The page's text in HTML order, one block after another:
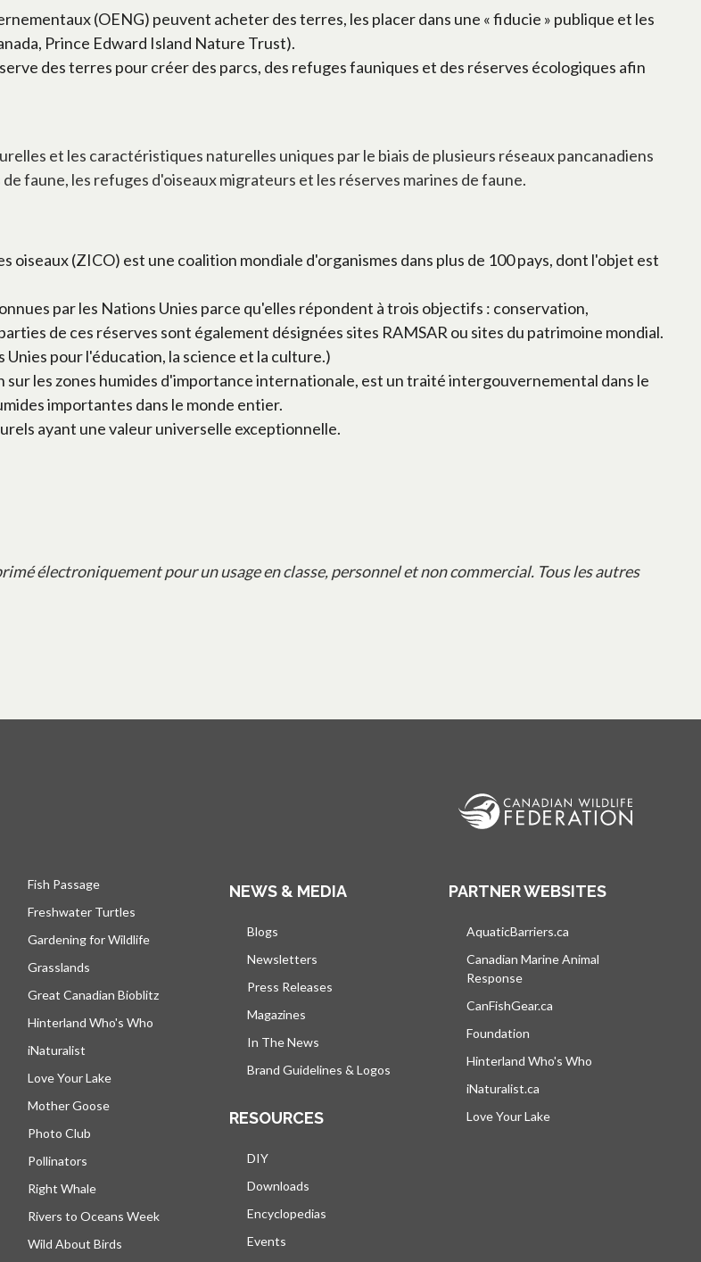
(OENG) peuvent acheter des terres, les placer dans une « fiducie » publique et les
Prince Edward Island Nature Trust).
des terres pour créer des parcs, des refuges fauniques et des réserves écologiques afin
et les caractéristiques naturelles uniques par le biais de plusieurs réseaux pancanadiens
faune, les refuges d'oiseaux migrateurs et les réserves marines de faune.
(ZICO) est une coalition mondiale d'organismes dans plus de 100 pays, dont l'objet est
par les Nations Unies parce qu'elles répondent à trois objectifs : conservation,
de ces réserves sont également désignées sites RAMSAR ou sites du patrimoine mondial.
pour l'éducation, la science et la culture.)
les zones humides d'importance internationale, est un traité intergouvernemental dans le
importantes dans le monde entier.
ayant une valeur universelle exceptionnelle.
électroniquement pour un usage en classe, personnel et non commercial. Tous les autres
Fish Passage
Freshwater Turtles
Gardening for Wildlife
Grasslands
Great Canadian Bioblitz
Hinterland Who's Who
iNaturalist
Love Your Lake
Mother Goose
Photo Club
Pollinators
Right Whale
Rivers to Oceans Week
Wild About Birds
NEWS & MEDIA
Blogs
Newsletters
Press Releases
Magazines
In The News
Brand Guidelines & Logos
RESOURCES
DIY
Downloads
Encyclopedias
Events
PARTNER WEBSITES
AquaticBarriers.ca
Canadian Marine Animal
Response
CanFishGear.ca
Foundation
Hinterland Who's Who
iNaturalist.ca
Love Your Lake